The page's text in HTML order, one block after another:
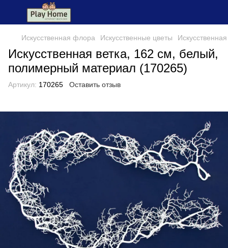
Искусственная флора Искусственные цветы
Искусственная ветка, 162 см, белый,
полимерный материал (170265)
Артикул: 170265 Оставить отзыв